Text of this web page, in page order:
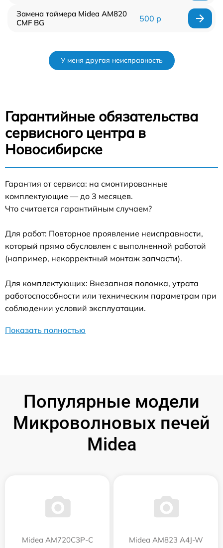
Замена таймера Midea AM820
CMF BG
500 р
У меня другая неисправность
Гарантийные обязательства
сервисного центра в
Новосибирске
Гарантия от сервиса: на смонтированные
комплектующие — до 3 месяцев.
Что считается гарантийным случаем?
Для работ: Повторное проявление неисправности,
который прямо обусловлен с выполненной работой
(например, некорректный монтаж запчасти).
Для комплектующих: Внезапная поломка, утрата
работоспособности или техническим параметрам при
соблюдении условий эксплуатации.
Показать полностью
Популярные модели
Микроволновых печей
Midea
Midea AM720C3P-C Midea AM823 A4J-W